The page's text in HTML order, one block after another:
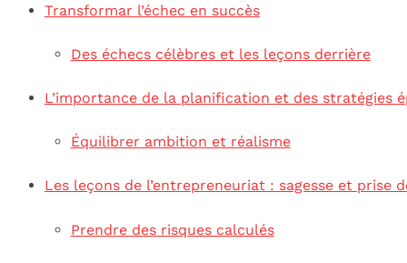
Transformar l’échec en succès
Des échecs célèbres et les leçons derrière
L’importance de la planification et des stratégies
Équilibrer ambition et réalisme
Les leçons de l’entrepreneuriat : sagesse et prise
Prendre des risques calculés